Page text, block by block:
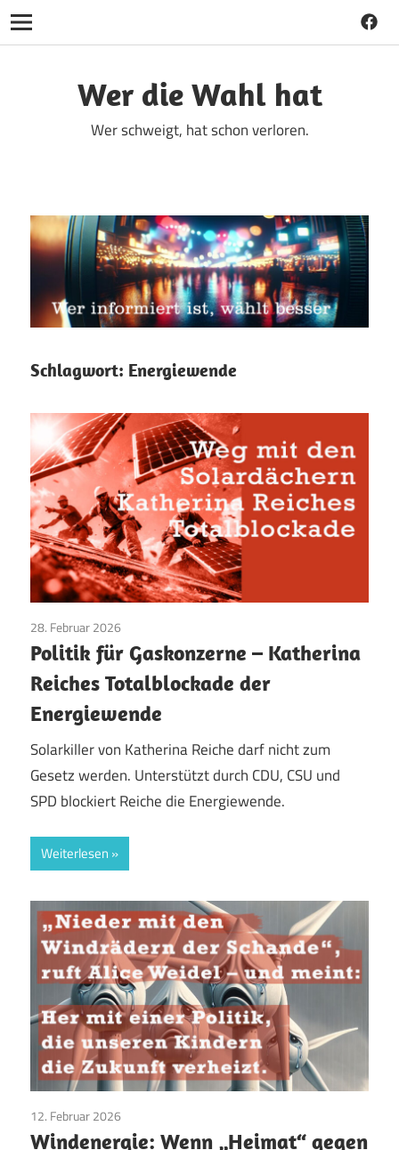
Navigation
springenWer die Wahl hat
Wer schweigt, hat schon verloren.
Schlagwort: Energiewende
28. Februar 2026
Wirtschaft
Politik für Gaskonzerne – Katherina
Reiches Totalblockade der
Energiewende
Solarkiller von Katherina Reiche darf nicht zum
Gesetz werden. Unterstützt durch CDU, CSU und
SPD blockiert Reiche die Energiewende.
Weiterlesen
12. Februar 2026
Windenergie: Wenn „Heimat“ gegen